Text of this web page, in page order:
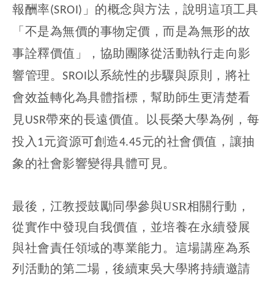
報酬率(SROI) 」的概念與方法，說明這項工具
「不是為無價的事物定價，而是為無形的故
事詮釋價值」，協助團隊從活動執行走向影
響管理。SROI 以系統性的步驟與原則，將社
會效益轉化為具體指標，幫助師生更清楚看
見USR帶來的長遠價值。以長榮大學為例，每
投入 1元資源可創造4.45元的社會價值，讓抽
象的社會影響變得具體可見。
最後，江教授鼓勵同學參與USR相關行動，
從實作中發現自我價值，並培養在永續發展
與社會責任領域的專業能力。這場講座為系
列活動的第二場，後續東吳大學將持續邀請